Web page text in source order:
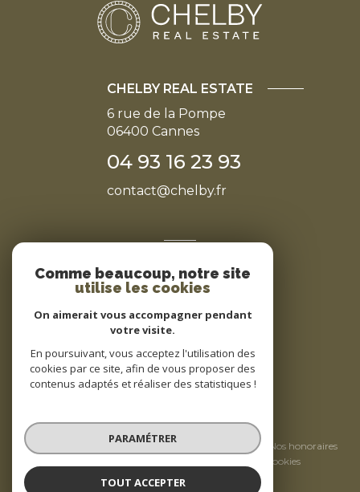
CHELBY REAL ESTATE
6 rue de la Pompe
06400 Cannes
04 93 16 23 93
contact@chelby.fr
Nous suivre
© 2026 | Tous droits réservés
Nos partenaires
Mentions légales
Nos honoraires
Cookies
Comme beaucoup, notre site
utilise les cookies
On aimerait vous accompagner pendant
votre visite.
En poursuivant, vous acceptez l'utilisation des
cookies par ce site, afin de vous proposer des
contenus adaptés et réaliser des statistiques !
PARAMÉTRER
TOUT ACCEPTER